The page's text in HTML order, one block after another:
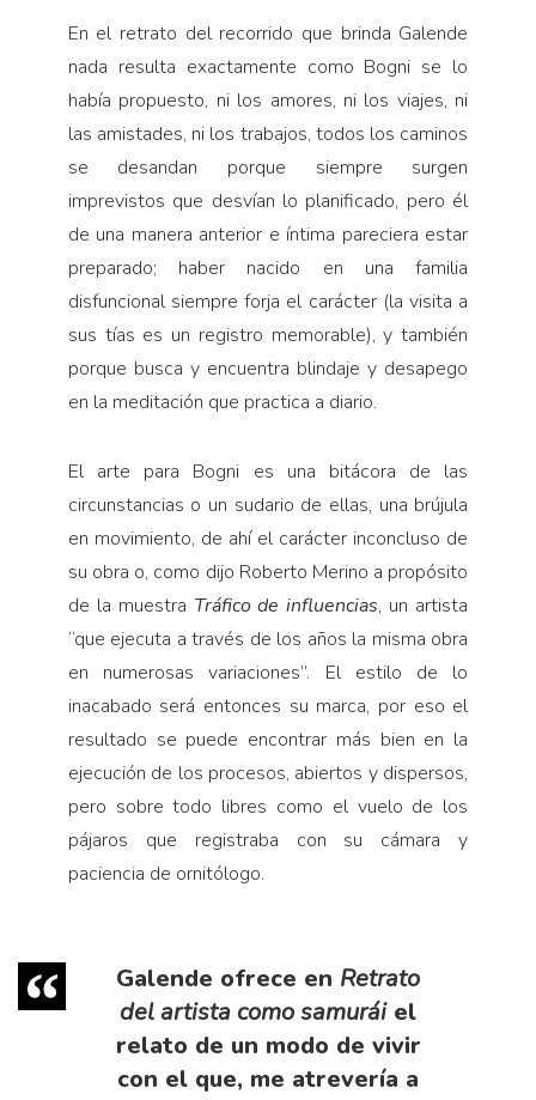
En el retrato del recorrido que brinda Galende
nada resulta exactamente como Bogni se lo
había propuesto, ni los amores, ni los viajes, ni
las amistades, ni los trabajos, todos los caminos
se desandan porque siempre surgen
imprevistos que desvían lo planificado, pero él
de una manera anterior e íntima pareciera estar
preparado; haber nacido en una familia
disfuncional siempre forja el carácter (la visita a
sus tías es un registro memorable), y también
porque busca y encuentra blindaje y desapego
en la meditación que practica a diario.
El arte para Bogni es una bitácora de las
circunstancias o un sudario de ellas, una brújula
en movimiento, de ahí el carácter inconcluso de
su obra o, como dijo Roberto Merino a propósito
de la muestra Tráfico de influencias, un artista
“que ejecuta a través de los años la misma obra
en numerosas variaciones”. El estilo de lo
inacabado será entonces su marca, por eso el
resultado se puede encontrar más bien en la
ejecución de los procesos, abiertos y dispersos,
pero sobre todo libres como el vuelo de los
pájaros que registraba con su cámara y
paciencia de ornitólogo.
Galende ofrece en Retrato
del artista como samuráiel
relato de un modo de vivir
con el que, me atrevería a